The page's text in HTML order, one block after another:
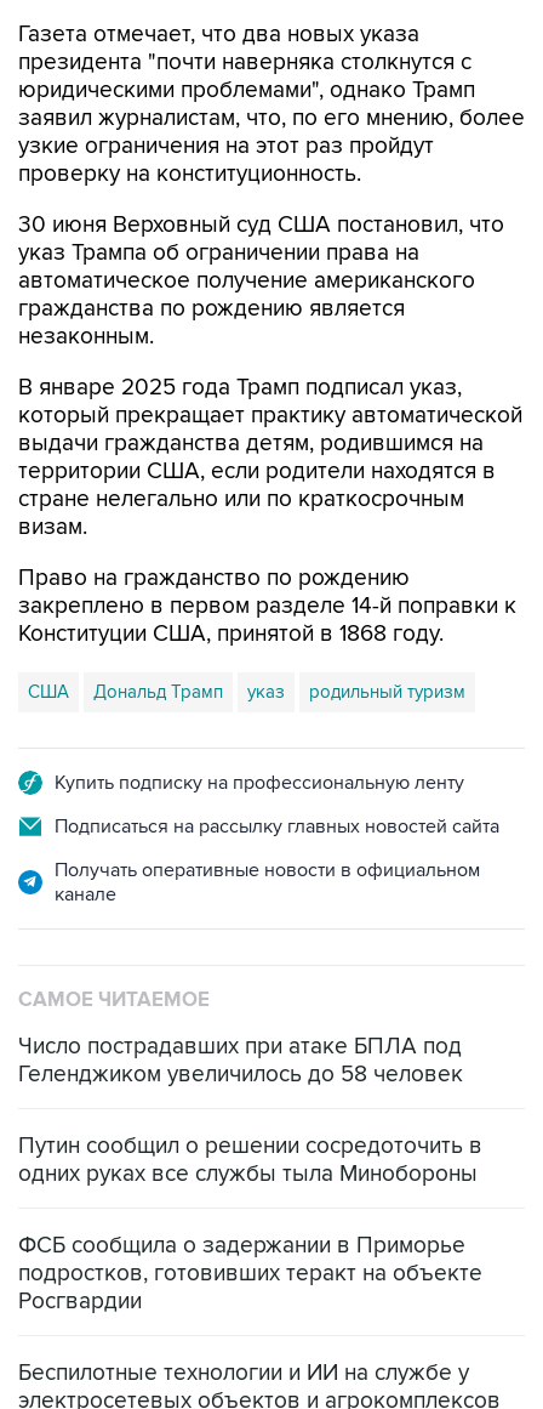
Газета отмечает, что два новых указа
президента "почти наверняка столкнутся с
юридическими проблемами", однако Трамп
заявил журналистам, что, по его мнению, более
узкие ограничения на этот раз пройдут
проверку на конституционность.
30 июня Верховный суд США постановил, что
указ Трампа об ограничении права на
автоматическое получение американского
гражданства по рождению является
незаконным.
В январе 2025 года Трамп подписал указ,
который прекращает практику автоматической
выдачи гражданства детям, родившимся на
территории США, если родители находятся в
стране нелегально или по краткосрочным
визам.
Право на гражданство по рождению
закреплено в первом разделе 14-й поправки к
Конституции США, принятой в 1868 году.
США Дональд Трамп указ родильный туризм
Купить подписку на профессиональную ленту
Подписаться на рассылку главных новостей сайта
Получать оперативные новости в официальном
канале
САМОЕ ЧИТАЕМОЕ
Число пострадавших при атаке БПЛА под
Геленджиком увеличилось до 58 человек
Путин сообщил о решении сосредоточить в
одних руках все службы тыла Минобороны
ФСБ сообщила о задержании в Приморье
подростков, готовивших теракт на объекте
Росгвардии
Беспилотные технологии и ИИ на службе у
электросетевых объектов и агрокомплексов